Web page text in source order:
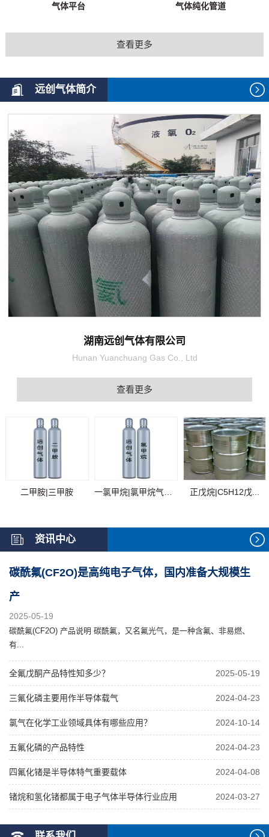
气体平台 气体纯化管道
查看更多
远创气体简介
湖南远创气体有限公司
Hunan Yuanchuang Gas Co., Ltd
查看更多
二甲胺|三甲胺 正戊烷|C5H12戊...
资讯中心
碳酰氟(CF2O)是高纯电子气体，国内准备大规模生
产
2025-05-19
碳酰氟(CF2O) 产品说明 碳酰氟，又名氟光气，是一种含氟、非易燃、
有...
全氟戊酮产品特性知多少？ 2025-05-19
三氟化磷主要用作半导体载气 2024-04-23
氯气在化学工业领域具体有哪些应用？ 2024-10-14
五氟化磷的产品特性 2024-04-23
四氟化锗是半导体特气重要载体 2024-04-08
锗烷和氢化锗都属于电子气体半导体行业应用 2024-03-27